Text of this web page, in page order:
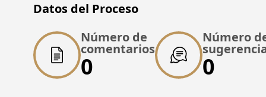
Bases para la Adjudicación del Contrato de
Prestación de Servicios del Sistema de
Registro Fotográfico de Invasión del Carril
Confinado en los Corredores de Metrobús
Datos del Proceso
Número de
comentarios
0
Número
0